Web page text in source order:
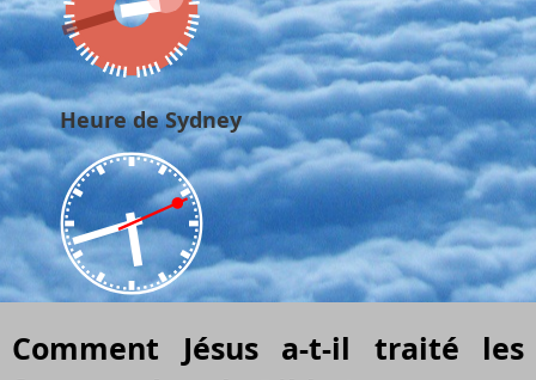
Heure de Sydney
Comment Jésus a-t-il traité les